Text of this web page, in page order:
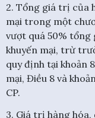
2. Tổng giá trị của
mại trong một
vượt quá 50% tổng
khuyến mại, trừ
quy định tại khoản
mại, Điều 8 và
CP.
3. Giá trị hàng